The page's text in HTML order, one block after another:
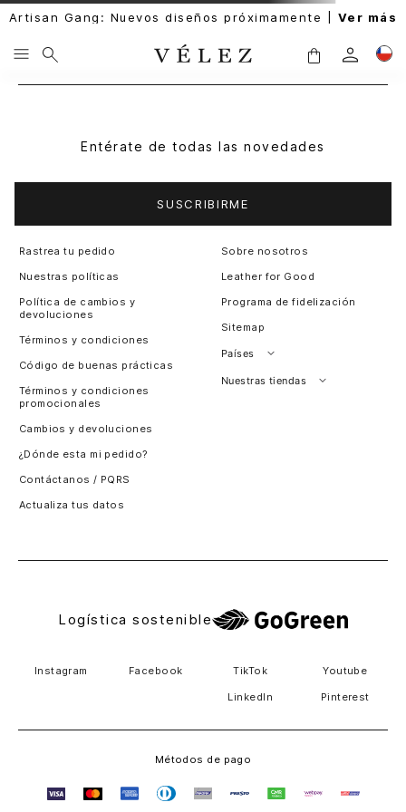
Artisan Gang: Nuevos diseños próximamente | Ver más
Entérate de todas las novedades
SUSCRIBIRME
Rastrea tu pedido
Nuestras políticas
Política de cambios y
devoluciones
Términos y condiciones
Código de buenas prácticas
Términos y condiciones
promocionales
Cambios y devoluciones
¿Dónde esta mi pedido?
Contáctanos / PQRS
Actualiza tus datos
Sobre nosotros
Leather for Good
Programa de fidelización
Sitemap
Países
Perú
Nuestras tiendas
Logística sostenible
Instagram Facebook TikTok Youtube
LinkedIn Pinterest
Métodos de pago